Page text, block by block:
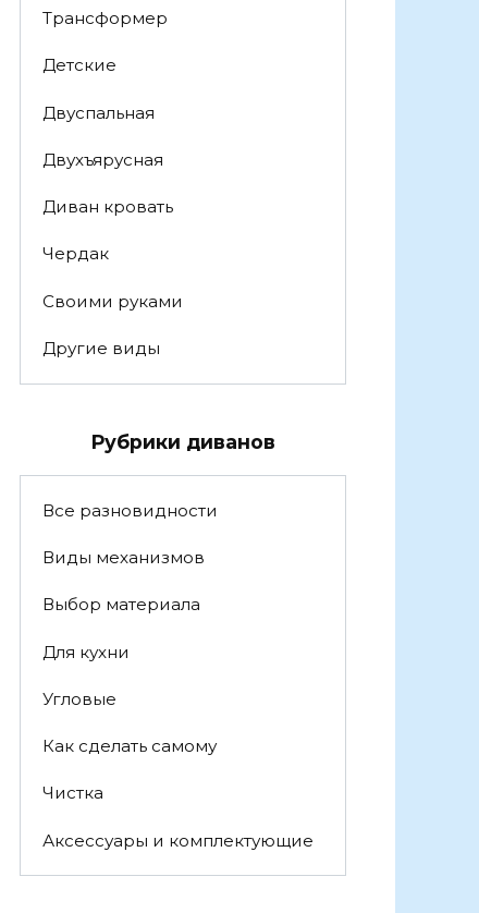
Трансформер
Детские
Двуспальная
Двухъярусная
Диван кровать
Чердак
Своими руками
Другие виды
Рубрики диванов
Все разновидности
Виды механизмов
Выбор материала
Для кухни
Угловые
Как сделать самому
Чистка
Аксессуары и комплектующие